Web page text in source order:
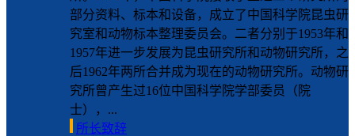
部分资料、标本和设备，成立了中国科学院昆虫研
究室和动物标本整理委员会。二者分别于1953年和
1957年进一步发展为昆虫研究所和动物研究所，之
后1962年两所合并成为现在的动物研究所。动物研
究所曾产生过16位中国科学院学部委员（院
士），...
所长致辞